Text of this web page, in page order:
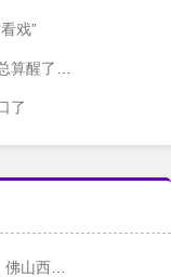
戏”
是成了！
了
恒骏成 VS 三七互娱 全场录像